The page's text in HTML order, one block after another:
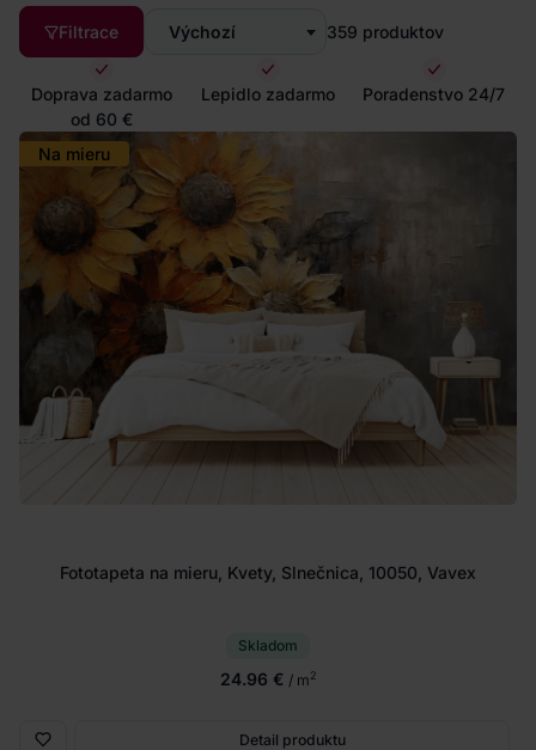
Filtrace Výchozí 359 produktov
Doprava zadarmo
od 60 €
Lepidlo zadarmo Poradenstvo 24/7
Na mieru
Fototapeta na mieru, Kvety, Slnečnica, 10050, Vavex
Skladom
24.96 € / m2
Detail produktu